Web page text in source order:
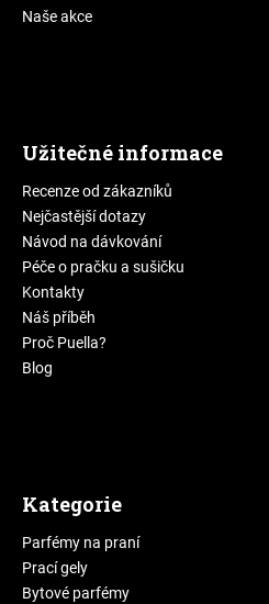
Naše akce
Užitečné informace
Recenze od zákazníků
Nejčastější dotazy
Návod na dávkování
Péče o pračku a sušičku
Kontakty
Náš příběh
Proč Puella?
Blog
Kategorie
Parfémy na praní
Prací gely
Bytové parfémy